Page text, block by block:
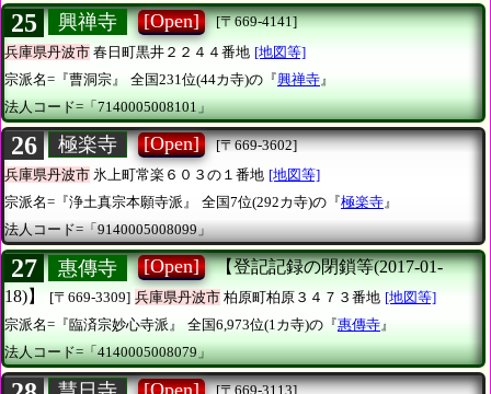
25 興禅寺 [Open]
[〒669-4141]
兵庫県丹波市 春日町黒井２２４４番地 [地図等]
宗派名=『曹洞宗』
全国231位(44カ寺)の『興禅寺 』
法人コード=「7140005008101」
26 極楽寺 [Open]
[〒669-3602]
兵庫県丹波市 氷上町常楽６０３の１番地 [地図等]
宗派名=『浄土真宗本願寺派』
全国7位(292カ寺)の『極楽寺 』
法人コード=「9140005008099」
27 惠傳寺 [Open]
【登記記録の閉鎖等(2017-01-
18)】
[〒669-3309] 兵庫県丹波市 柏原町柏原３４７３番地 [地図等]
宗派名=『臨済宗妙心寺派』
全国6,973位(1カ寺)の『惠傳寺』
法人コード=「4140005008079」
[Open] [〒669-3113]